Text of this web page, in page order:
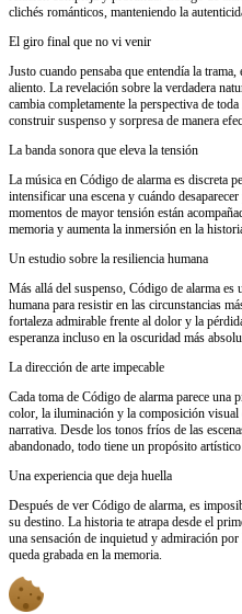
clichés románticos, manteniendo la
El giro final que no vi venir
Justo cuando pensaba que entendía la
aliento. La revelación sobre la verdadera
cambia completamente la perspectiva de
construir suspenso y sorpresa de manera
La banda sonora que eleva la tensión
La música en Código de alarma es discreta
intensificar una escena y cuándo
momentos de mayor tensión están
memoria y aumenta la inmersión en la
Un estudio sobre la resiliencia humana
Más allá del suspenso, Código de alarma
humana para resistir en las circunstancias
fortaleza admirable frente al dolor y la
esperanza incluso en la oscuridad más
La dirección de arte impecable
Cada toma de Código de alarma parece una
color, la iluminación y la composición visual
narrativa. Desde los tonos fríos de las
abandonado, todo tiene un propósito
Una experiencia que deja huella
Después de ver Código de alarma, es
su destino. La historia te atrapa desde el
una sensación de inquietud y admiración
queda grabada en la memoria.